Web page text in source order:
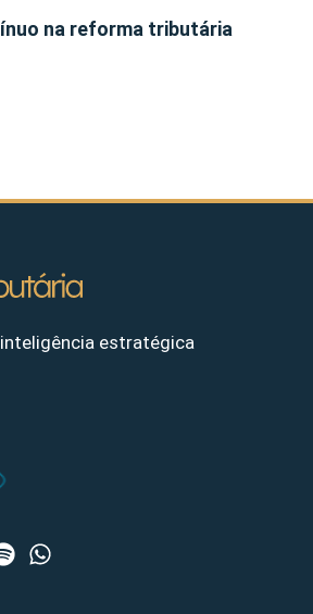
na reforma tributária
estratégica